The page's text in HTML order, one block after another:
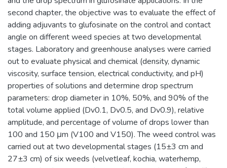
second chapter, the objective was to evaluate the effect of
adding adjuvants to glufosinate on the control and contact
angle on different weed species at two developmental
stages. Laboratory and greenhouse analyses were carried
out to evaluate physical and chemical (density, dynamic
viscosity, surface tension, electrical conductivity, and pH)
properties of solutions and determine drop spectrum
parameters: drop diameter in 10%, 50%, and 90% of the
total volume applied (Dv0.1, Dv0.5, and Dv0.9), relative
amplitude, and percentage of volume of drops lower than
100 and 150 μm (V100 and V150). The weed control was
carried out at two developmental stages (15±3 cm and
27±3 cm) of six weeds (velvetleaf, kochia, waterhemp,